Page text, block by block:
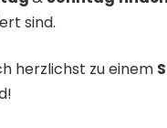
sind.
herzlichst zu einem